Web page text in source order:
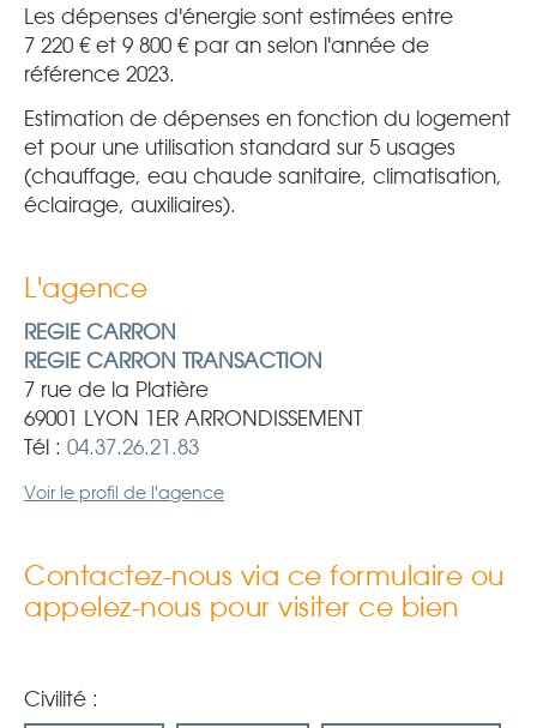
Les dépenses d'énergie sont estimées entre
7 220 € et 9 800 € par an selon l'année de
référence 2023.
Estimation de dépenses en fonction du logement
et pour une utilisation standard sur 5 usages
(chauffage, eau chaude sanitaire, climatisation,
éclairage, auxiliaires).
L'agence
REGIE CARRON
REGIE CARRON TRANSACTION
7 rue de la Platière
69001 LYON 1ER ARRONDISSEMENT
Tél : 04.37.26.21.83
Voir le profil de l'agence
Contactez-nous via ce formulaire ou
appelez-nous pour visiter ce bien
Civilité :